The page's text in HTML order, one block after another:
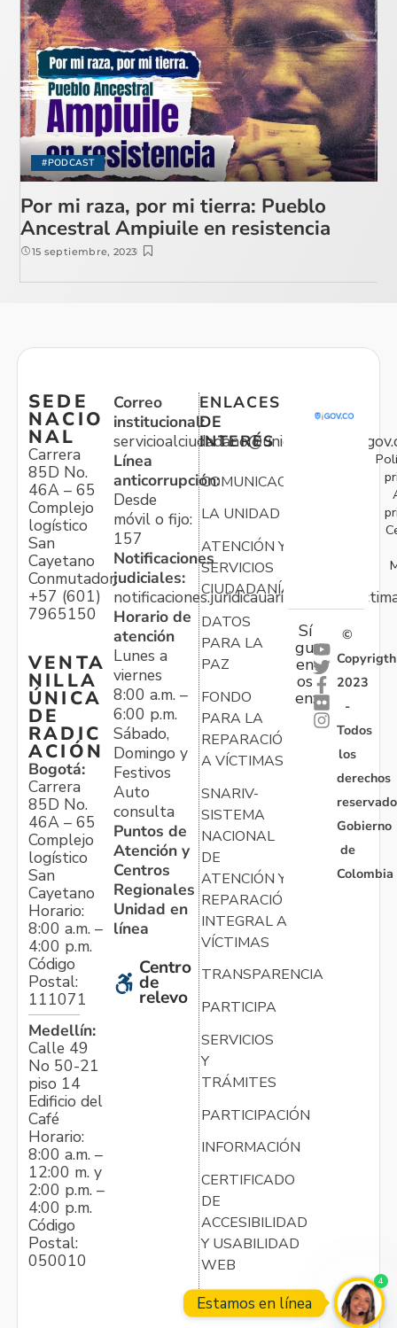
#PODCAST
Por mi raza, por mi tierra: Pueblo
Ancestral Ampiuile en resistencia
15 septiembre, 2023
SEDE
NACIO
NAL
Carrera
85D No.
46A – 65
Complejo
logístico
San
Cayetano
Conmutador:
+57 (601)
7965150
VENTA
NILLA
ÚNICA
DE
RADIC
ACIÓN
Bogotá:
Carrera
85D No.
46A – 65
Complejo
logístico
San
Cayetano
Horario:
8:00 a.m. –
4:00 p.m.
Código
Postal:
111071
Medellín:
Calle 49
No 50-21
piso 14
Edificio del
Café
Horario:
8:00 a.m. –
12:00 m. y
2:00 p.m. –
4:00 p.m.
Código
Postal:
050010
Correo
institucional:
Línea
anticorrupción:
Desde
móvil o fijo:
157
Notificaciones
judiciales:
Horario de
atención
Lunes a
viernes
8:00 a.m. –
6:00 p.m.
Sábado,
Domingo y
Festivos
Auto
consulta
Puntos de
Atención y
Centros
Regionales
Unidad en
línea
Centro
de
relevo
ENLACES
DE
INTERÉS
COMUNICACIONES
LA UNIDAD
ATENCIÓN Y
SERVICIOS
CIUDADANÍA
DATOS
PARA LA
PAZ
FONDO
PARA LA
REPARACIÓN
A VÍCTIMAS
SNARIV-
SISTEMA
NACIONAL
DE
ATENCIÓN Y
REPARACIÓN
INTEGRAL A
VÍCTIMAS
TRANSPARENCIA
PARTICIPA
SERVICIOS
Y
TRÁMITES
PARTICIPACIÓN
INFORMACIÓN
CERTIFICADO
DE
ACCESIBILIDAD
Y USABILIDAD
WEB
Sí
gu
en
os
en:
©
Copyrigth
2023
-
Todos
los
derechos
Gobierno
de
Colombia
Estamos en línea
4